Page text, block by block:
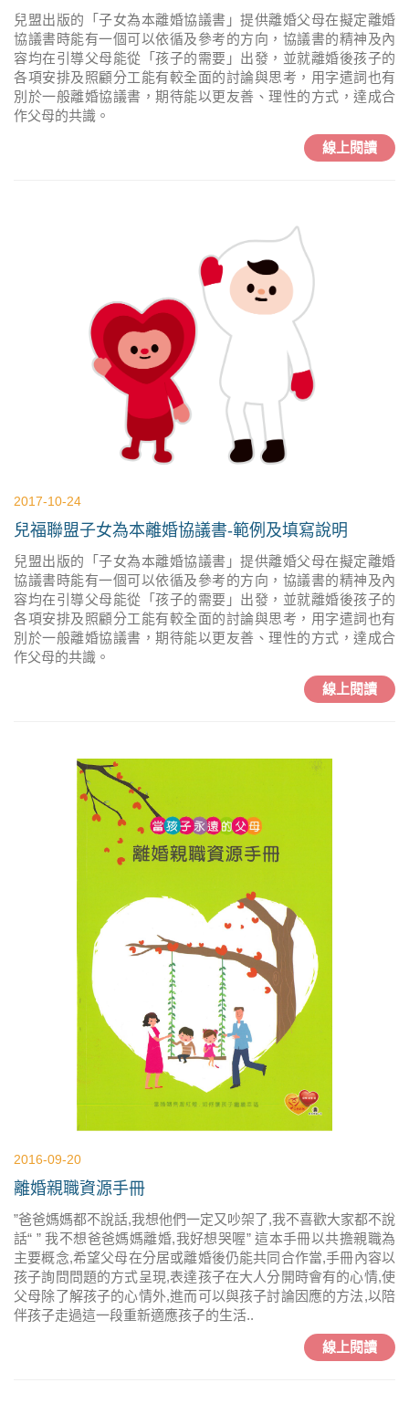
兒盟出版的「子女為本離婚協議書」提供離婚父母在擬定離婚
協議書時能有一個可以依循及參考的方向，協議書的精神及內
容均在引導父母能從「孩子的需要」出發，並就離婚後孩子的
各項安排及照顧分工能有較全面的討論與思考，用字遣詞也有
別於一般離婚協議書，期待能以更友善、理性的方式，達成合
作父母的共識。
線上閱讀
2017-10-24
兒福聯盟子女為本離婚協議書-範例及填寫說明
兒盟出版的「子女為本離婚協議書」提供離婚父母在擬定離婚
協議書時能有一個可以依循及參考的方向，協議書的精神及內
容均在引導父母能從「孩子的需要」出發，並就離婚後孩子的
各項安排及照顧分工能有較全面的討論與思考，用字遣詞也有
別於一般離婚協議書，期待能以更友善、理性的方式，達成合
作父母的共識。
線上閱讀
2016-09-20
離婚親職資源手冊
”爸爸媽媽都不說話,我想他們一定又吵架了,我不喜歡大家都不說
話“ ” 我不想爸爸媽媽離婚,我好想哭喔” 這本手冊以共擔親職為
主要概念,希望父母在分居或離婚後仍能共同合作當,手冊內容以
孩子詢問問題的方式呈現,表達孩子在大人分開時會有的心情,使
父母除了解孩子的心情外,進而可以與孩子討論因應的方法,以陪
伴孩子走過這一段重新適應孩子的生活..
線上閱讀